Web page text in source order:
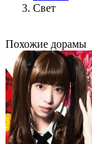
Свет
Похожие дорамы